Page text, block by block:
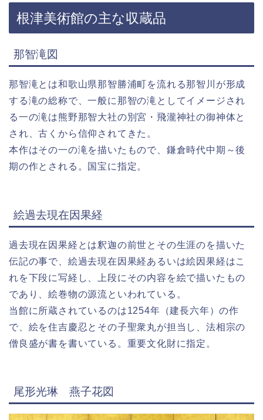
根津美術館の主な収蔵品
那智滝図
那智滝とは和歌山県那智勝浦町を流れる那智川が形成
する滝の総称で、一般に那智の滝としてイメージされ
る一の滝は熊野那智大社の別宮・飛瀧神社の御神体と
され、古くから信仰されてきた。
本作はその一の滝を描いたもので、鎌倉時代中期～後
期の作とされる。国宝に指定。
絵過去現在因果経
過去現在因果経とは釈迦の前世とその生涯のを描いた
伝記の事で、絵過去現在因果経あるいは絵因果経はこ
れを下段に写経し、上段にその内容を絵で描いたもの
であり、絵巻物の源流といわれている。
当館に所蔵されているのは1254年（建長六年）の作
で、絵を住吉慶忍とその子聖衆丸が担当し、法相宗の
僧良盛が書を書いている。重要文化財に指定。
尾形光琳 燕子花図